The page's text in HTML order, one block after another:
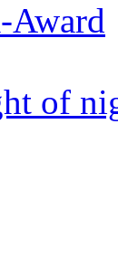
of